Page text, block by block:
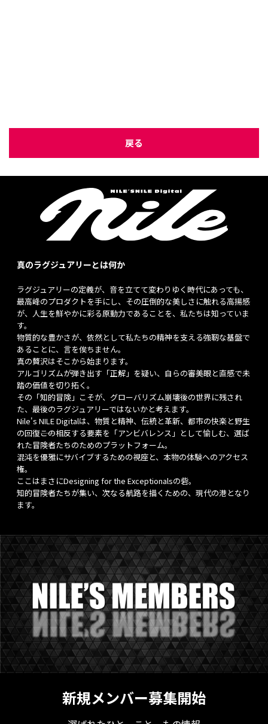
戻る
真のラグジュアリーとは何か
ラグジュアリーの定義が、音を立てて変わりゆく時代にあっても、
最高峰のプロダクトを手にし、その圧倒的な美しさに触れる高揚感
が、人生を鮮やかに彩る原動力であることを、私たちは知っていま
す。
物質的な豊かさが、依然として私たちの精神を支える強靭な基盤で
あることに、言を俟ちません。
真の贅沢はそこから始まります。
アルゴリズムが弾き出す「正解」を疑い、自らの審美眼と直感で未
踏の価値を切り拓く。
その「知的冒険」こそが、グローバリズム崩壊後の世界に残され
た、最後のラグジュアリーではないかと考えます。
Nile's NILE Digitalは、物質と精神、伝統と革新、都市の快楽と野生
の回復――この相反する要素を「アンビバレンス」として愉しむ、選ば
れた冒険者たちのためのプラットフォーム。
混沌を優雅にサバイブするための視座と、本物の体験へのアクセス
権。
ここはまさにDesigning for the Exceptionalsの砦。
知的冒険者たちが集い、次なる航路を描くための、現代の港となり
ます。
新規メンバー募集開始